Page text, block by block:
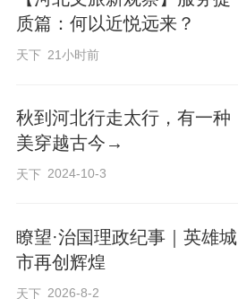
质篇：何以近悦远来？
天下 21小时前
秋到河北行走太行，有一种
美穿越古今→
天下 2024-10-3
瞭望·治国理政纪事｜英雄城
市再创辉煌
天下 2026-8-2